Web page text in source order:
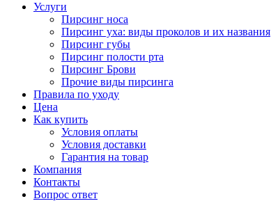
Услуги
Пирсинг носа
Пирсинг уха: виды проколов и их названия
Пирсинг губы
Пирсинг полости рта
Пирсинг Брови
Прочие виды пирсинга
Правила по уходу
Цена
Как купить
Условия оплаты
Условия доставки
Гарантия на товар
Компания
Контакты
Вопрос ответ